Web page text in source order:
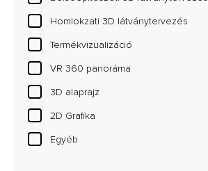
Homlokzati 3D látványtervezés
Termékvizualizáció
VR 360 panoráma
3D alaprajz
2D Grafika
Egyéb